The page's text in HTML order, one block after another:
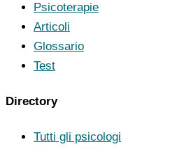
Psicoterapie
Articoli
Glossario
Test
Directory
Tutti gli psicologi